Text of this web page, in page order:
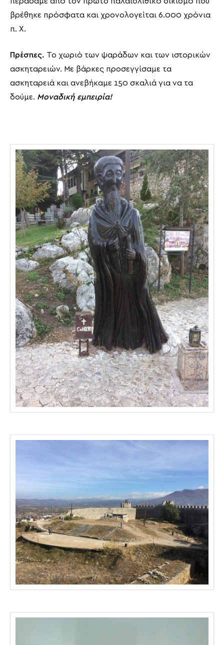
βρέθηκε πρόσφατα και χρονολογείται 6.000 χρόνια
π. Χ.
Πρέσπες. Το χωριό των ψαράδων και των ιστορικών
ασκηταρειών. Με βάρκες προσεγγίσαμε τα
ασκηταρειά και ανεβήκαμε 150 σκαλιά για να τα
δούμε. Μοναδική εμπειρία!